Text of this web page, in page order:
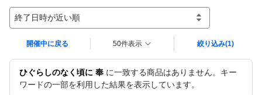
終了日時が近い順
開催中に戻る 50件表示 絞り込み(1)
ひぐらしのなく頃に 奉 に一致する商品はありません。キー
ワードの一部を利用した結果を表示しています。